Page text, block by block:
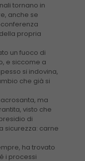
tornano in
anche se
propria
un fuoco di
e siccome a
si indovina,
che già si
ma
visto che
di
sicurezza: carne
ha trovato
i processi